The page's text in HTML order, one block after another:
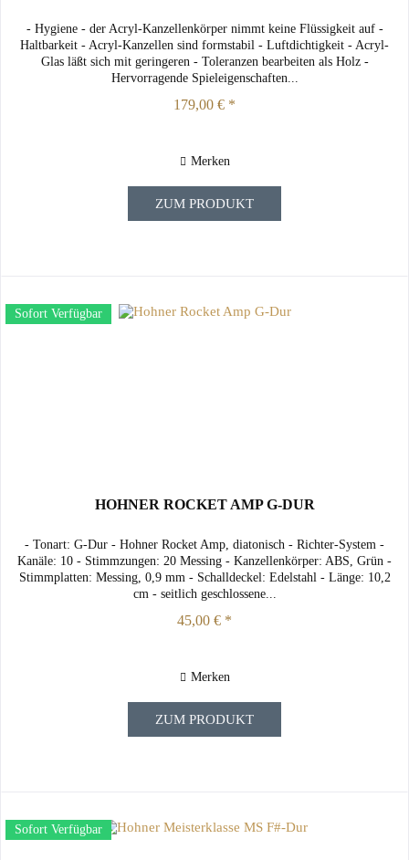
- Hygiene - der Acryl-Kanzellenkörper nimmt keine Flüssigkeit auf -
Haltbarkeit - Acryl-Kanzellen sind formstabil - Luftdichtigkeit - Acryl-
Glas läßt sich mit geringeren - Toleranzen bearbeiten als Holz -
Hervorragende Spieleigenschaften...
179,00 € *
Merken
ZUM PRODUKT
Sofort Verfügbar
HOHNER ROCKET AMP G-DUR
- Tonart: G-Dur - Hohner Rocket Amp, diatonisch - Richter-System -
Kanäle: 10 - Stimmzungen: 20 Messing - Kanzellenkörper: ABS, Grün -
Stimmplatten: Messing, 0,9 mm - Schalldeckel: Edelstahl - Länge: 10,2
cm - seitlich geschlossene...
45,00 € *
Merken
ZUM PRODUKT
Sofort Verfügbar